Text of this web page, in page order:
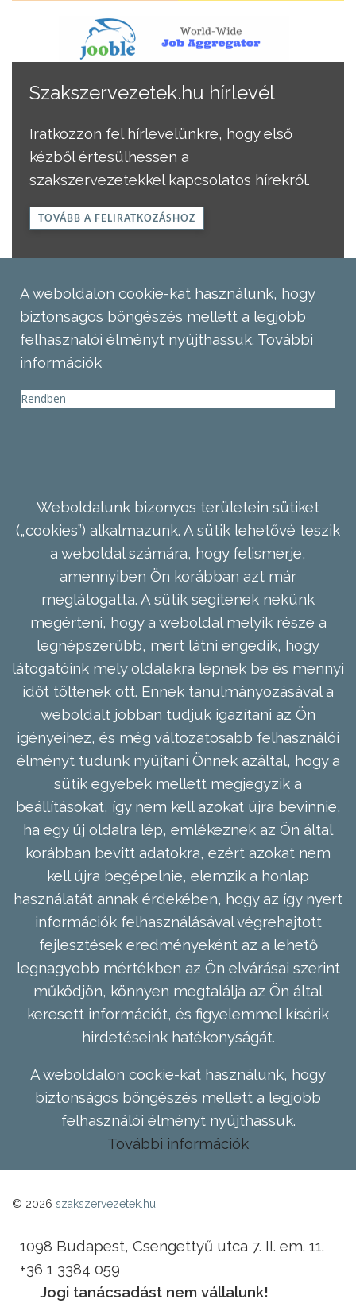
Szakszervezetek.hu hírlevél
Iratkozzon fel hírlevelünkre, hogy első
kézből értesülhessen a
szakszervezetekkel kapcsolatos hírekről.
TOVÁBB A FELIRATKOZÁSHOZ
A weboldalon cookie-kat használunk, hogy
biztonságos böngészés mellett a legjobb
felhasználói élményt nyújthassuk. További
információk
Rendben
Weboldalunk bizonyos területein sütiket
(„cookies”) alkalmazunk. A sütik lehetővé teszik
a weboldal számára, hogy felismerje,
amennyiben Ön korábban azt már
meglátogatta. A sütik segítenek nekünk
megérteni, hogy a weboldal melyik része a
legnépszerűbb, mert látni engedik, hogy
látogatóink mely oldalakra lépnek be és mennyi
időt töltenek ott. Ennek tanulmányozásával a
weboldalt jobban tudjuk igazítani az Ön
igényeihez, és még változatosabb felhasználói
élményt tudunk nyújtani Önnek azáltal, hogy a
sütik egyebek mellett megjegyzik a
beállításokat, így nem kell azokat újra bevinnie,
ha egy új oldalra lép, emlékeznek az Ön által
korábban bevitt adatokra, ezért azokat nem
kell újra begépelnie, elemzik a honlap
használatát annak érdekében, hogy az így nyert
információk felhasználásával végrehajtott
fejlesztések eredményeként az a lehető
legnagyobb mértékben az Ön elvárásai szerint
működjön, könnyen megtalálja az Ön által
keresett információt, és figyelemmel kísérik
hirdetéseink hatékonyságát.
A weboldalon cookie-kat használunk, hogy
biztonságos böngészés mellett a legjobb
felhasználói élményt nyújthassuk.
További információk
© 2026 szakszervezetek.hu
1098 Budapest, Csengettyű utca 7. II. em. 11.
+36 1 3384 059
Jogi tanácsadást nem vállalunk!